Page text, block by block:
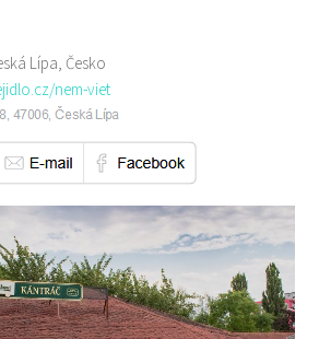
Lípa, Česko
nem-viet